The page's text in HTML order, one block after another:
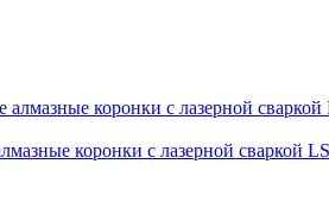
коронки с лазерной сваркой LS